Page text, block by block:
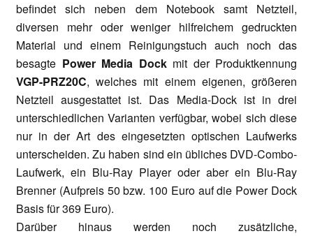
befindet sich neben dem Notebook samt Netzteil,
diversen mehr oder weniger hilfreichem gedruckten
Material und einem Reinigungstuch auch noch das
besagte Power Media Dock mit der Produktkennung
VGP-PRZ20C, welches mit einem eigenen, größeren
Netzteil ausgestattet ist. Das Media-Dock ist in drei
unterschiedlichen Varianten verfügbar, wobei sich diese
nur in der Art des eingesetzten optischen Laufwerks
unterscheiden. Zu haben sind ein übliches DVD-Combo-
Laufwerk, ein Blu-Ray Player oder aber ein Blu-Ray
Brenner (Aufpreis 50 bzw. 100 Euro auf die Power Dock
Basis für 369 Euro).
Darüber hinaus werden noch zusätzliche,